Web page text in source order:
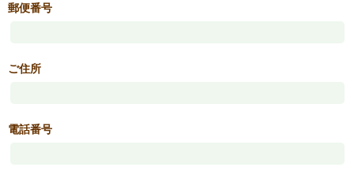
郵便番号
ご住所
電話番号